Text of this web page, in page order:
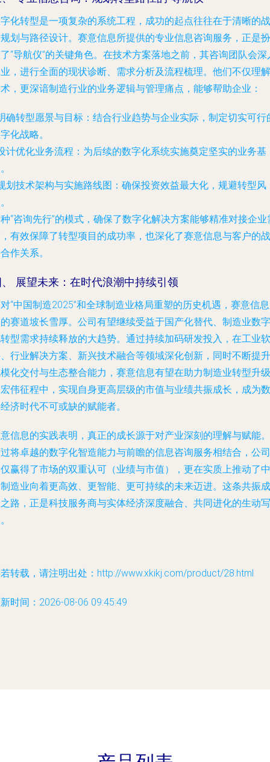
化转型是一项复杂的系统工程，成功的起点往往在于清晰的战
划与路径设计。赛意信息所提供的专业信息咨询服务，正是扮
“导航仪”的关键角色。在技术方案落地之前，其咨询团队会深
，进行全面的现状诊断、需求分析及流程梳理。他们不仅理解
，更深谙制造行业的业务逻辑与管理痛点，能够帮助企业：
确转型愿景与目标 ：结合行业趋势与企业实际，制定切实可行
化战略。
计优化业务流程 ：为后续的数字化系统实施奠定坚实的业务基
划技术架构与实施路线图 ：确保投资效益最大化，规避转型风
“咨询先行”的模式，确保了数字化解决方案能够精准对接企业
有效保障了转型项目的成功率，也深化了赛意信息与客户的战
作关系。
展望未来：在时代浪潮中持续引领
“中国制造2025”和全球制造业格局重塑的历史机遇，赛意信
赛道坡长雪厚。公司有望继续受益于国产化替代、制造业数字
型需求持续释放的大趋势。通过持续加码研发投入，在工业软
行业解决方案、新兴技术融合等领域深化创新，同时不断提升
化交付与生态整合能力，赛意信息有望在助力制造业转型升级
伟征程中，实现自身更高层级的市值与业绩共振成长，成为数
济时代不可或缺的赋能者。
信息的实践表明，真正的成长源于对产业深刻的理解与赋能。
将卓越的数字化智造能力与前瞻的信息咨询服务相结合，公司
赢得了市场的双重认可（业绩与市值），更在实质上推动了中
造业向着更高效、更智能、更可持续的未来迈进。这条共振成
路，正是科技服务商与实体经济深度融合、共同进化的生动写
转载，请注明出处：http://www.xkikj.com/product/28.html
时间：2026-08-06 09:45:49